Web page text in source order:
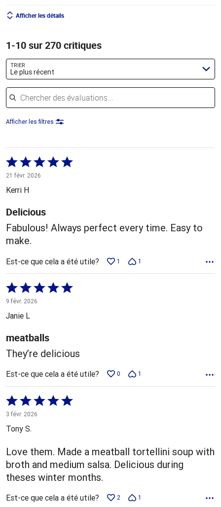
Afficher les détails
1-10 sur 270 critiques
TRIER
Le plus récent
Chercher des évaluations
Afficher les filtres
Coté
5 sur
5
21 févr. 2026
Kerri H
Delicious
Fabulous! Always perfect every time. Easy to
make.
Est-ce que cela a été utile? 1 1
Coté
5 sur
5
9 févr. 2026
Janie L
meatballs
They’re delicious
Est-ce que cela a été utile? 0 1
Coté
5 sur
5
3 févr. 2026
Tony S.
Love them. Made a meatball tortellini soup with
broth and medium salsa. Delicious during
theses winter months.
Est-ce que cela a été utile? 2 1